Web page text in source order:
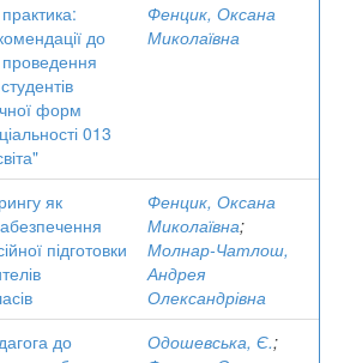
до
проведення
форм
013
Фенцик, Оксана
Миколаївна
як
підготовки
Фенцик, Оксана
Миколаївна;
Молнар-Чатлош,
Андрея
Олександрівна
до
Одошевська, Є.;